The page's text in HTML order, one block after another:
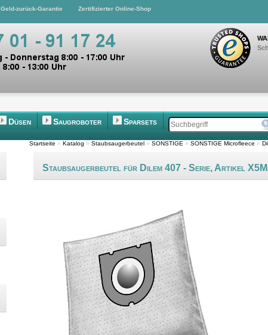
Geld-zurück-Garantie Zertifizierter Online-Shop
Düsen Saugroboter Sparsets
Startseite » Katalog » Staubsaugerbeutel » SONSTIGE » SONSTIGE Microfleece »
Staubsaugerbeutel für Dilem 407 - Serie, Artikel